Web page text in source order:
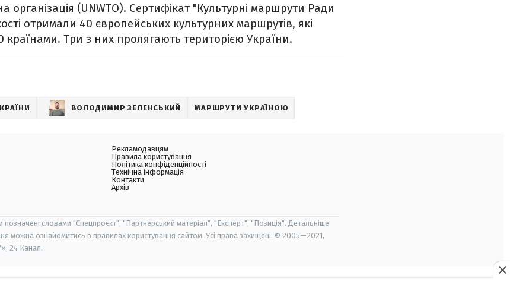
організація (UNWTO). Сертифікат "Культурні маршрути Ради
отримали 40 європейських культурних маршрутів, які
країнами. Три з них пролягають територією України.
ВОЛОДИМИР ЗЕЛЕНСЬКИЙ МАРШРУТИ УКРАЇНОЮ
Рекламодавцям
Правила користування
Політика конфіденційності
Технічна інформація
Контакти
Архів
позначені словами "Спецпроєкт", "Партнерський матеріал", "Експерт", "Позиція". Детальніше
можна ознайомитись в правилах користування сайтом. Усі права захищені. © 2005—2021,
24 Канал.